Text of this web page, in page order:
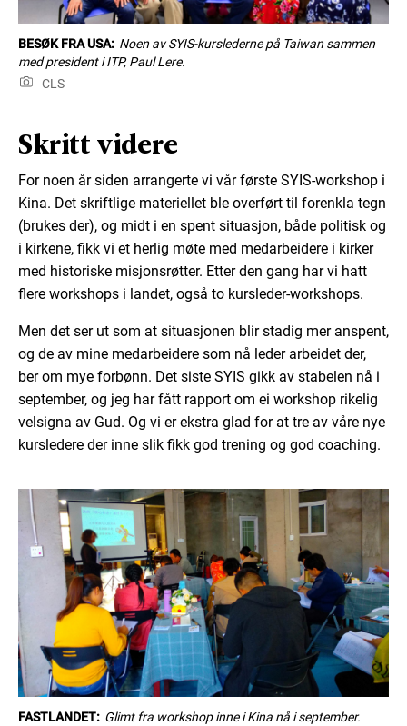
BESØK FRA USA: Noen av SYIS-kurslederne på Taiwan sammen
med president i ITP, Paul Lere.
CLS
Skritt videre
For noen år siden arrangerte vi vår første SYIS-workshop i
Kina. Det skriftlige materiellet ble overført til forenkla tegn
(brukes der), og midt i en spent situasjon, både politisk og
i kirkene, fikk vi et herlig møte med medarbeidere i kirker
med historiske misjonsrøtter. Etter den gang har vi hatt
flere workshops i landet, også to kursleder-workshops.
Men det ser ut som at situasjonen blir stadig mer anspent,
og de av mine medarbeidere som nå leder arbeidet der,
ber om mye forbønn. Det siste SYIS gikk av stabelen nå i
september, og jeg har fått rapport om ei workshop rikelig
velsigna av Gud. Og vi er ekstra glad for at tre av våre nye
kursledere der inne slik fikk god trening og god coaching.
FASTLANDET: Glimt fra workshop inne i Kina nå i september.